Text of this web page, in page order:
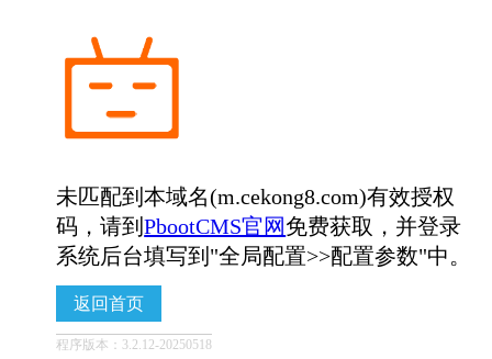
未匹配到本域名(m.cekong8.com)有效授权
码，请到PbootCMS官网免费获取，并登录
系统后台填写到"全局配置>>配置参数"中。
返回首页
程序版本：3.2.12-20250518